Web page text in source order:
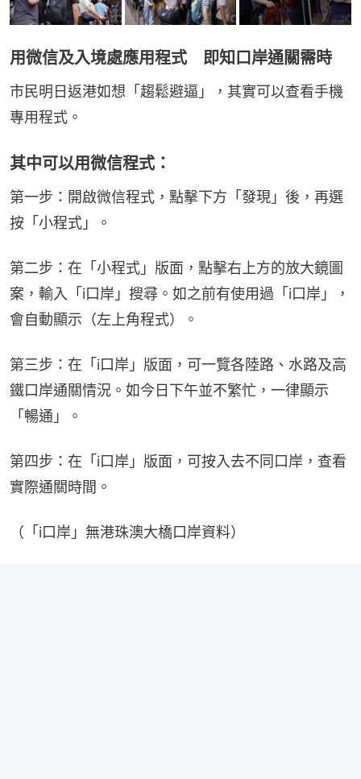
用微信及入境處應用程式 即知口岸通關需時
市民明日返港如想「趨鬆避逼」，其實可以查看手機
專用程式。
其中可以用微信程式：
第一步：開啟微信程式，點擊下方「發現」後，再選
按「小程式」。
第二步：在「小程式」版面，點擊右上方的放大鏡圖
案，輸入「i口岸」搜尋。如之前有使用過「i口岸」，
會自動顯示（左上角程式）。
第三步：在「i口岸」版面，可一覽各陸路、水路及高
鐵口岸通關情況。如今日下午並不繁忙，一律顯示
「暢通」。
第四步：在「i口岸」版面，可按入去不同口岸，查看
實際通關時間。
（「i口岸」無港珠澳大橋口岸資料）